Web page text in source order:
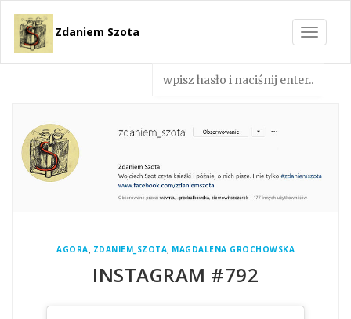
Toggle
Zdaniem Szota
AGORA, ZDANIEM_SZOTA, MAGDALENA GROCHOWSKA
INSTAGRAM #792